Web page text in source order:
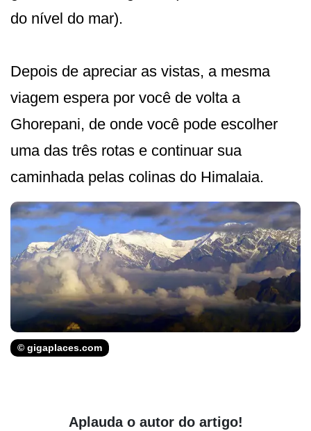
do nível do mar).
Depois de apreciar as vistas, a mesma
viagem espera por você de volta a
Ghorepani, de onde você pode escolher
uma das três rotas e continuar sua
caminhada pelas colinas do Himalaia.
© gigaplaces.com
Aplauda o autor do artigo!